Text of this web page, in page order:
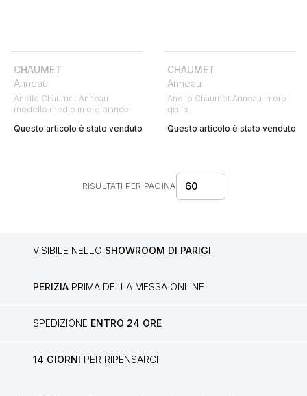
CHAUMET
Anneau
Anello Chaumet Anneau
modello medio in oro bianco
Questo articolo è stato venduto
CHAUMET
Anneau
Anello Chaumet Anneau in oro
giallo
Questo articolo è stato venduto
RISULTATI PER PAGINA 60
VISIBILE NELLO SHOWROOM DI PARIGI
PERIZIA PRIMA DELLA MESSA ONLINE
SPEDIZIONE ENTRO 24 ORE
14 GIORNI PER RIPENSARCI